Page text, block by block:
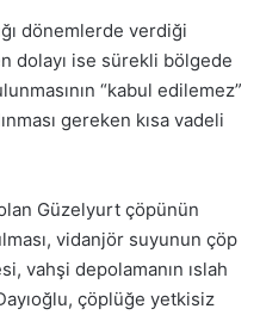
dönemlerde verdiği
dolayı ise sürekli bölgede
“kabul edilemez”
gereken kısa vadeli
Güzelyurt çöpünün
vidanjör suyunun çöp
vahşi depolamanın ıslah
çöplüğe yetkisiz